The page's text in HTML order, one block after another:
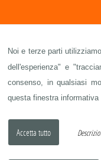
Noi e terze parti
dell'esperienza" e
consenso, in qualsiasi
questa finestra